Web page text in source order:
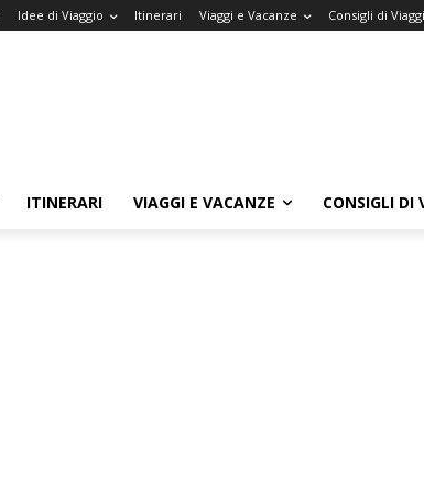
Idee di Viaggio Itinerari Viaggi e Vacanze Consigli di
ITINERARI VIAGGI E VACANZE CONSIGLI DI